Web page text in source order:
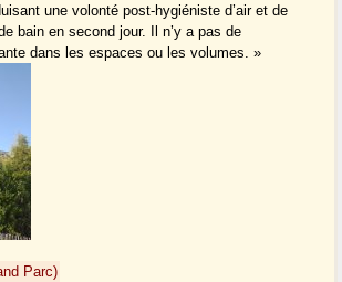
une volonté post-hygiéniste d’air et de
bain en second jour. Il n’y a pas de
dans les espaces ou les volumes. »
Parc)